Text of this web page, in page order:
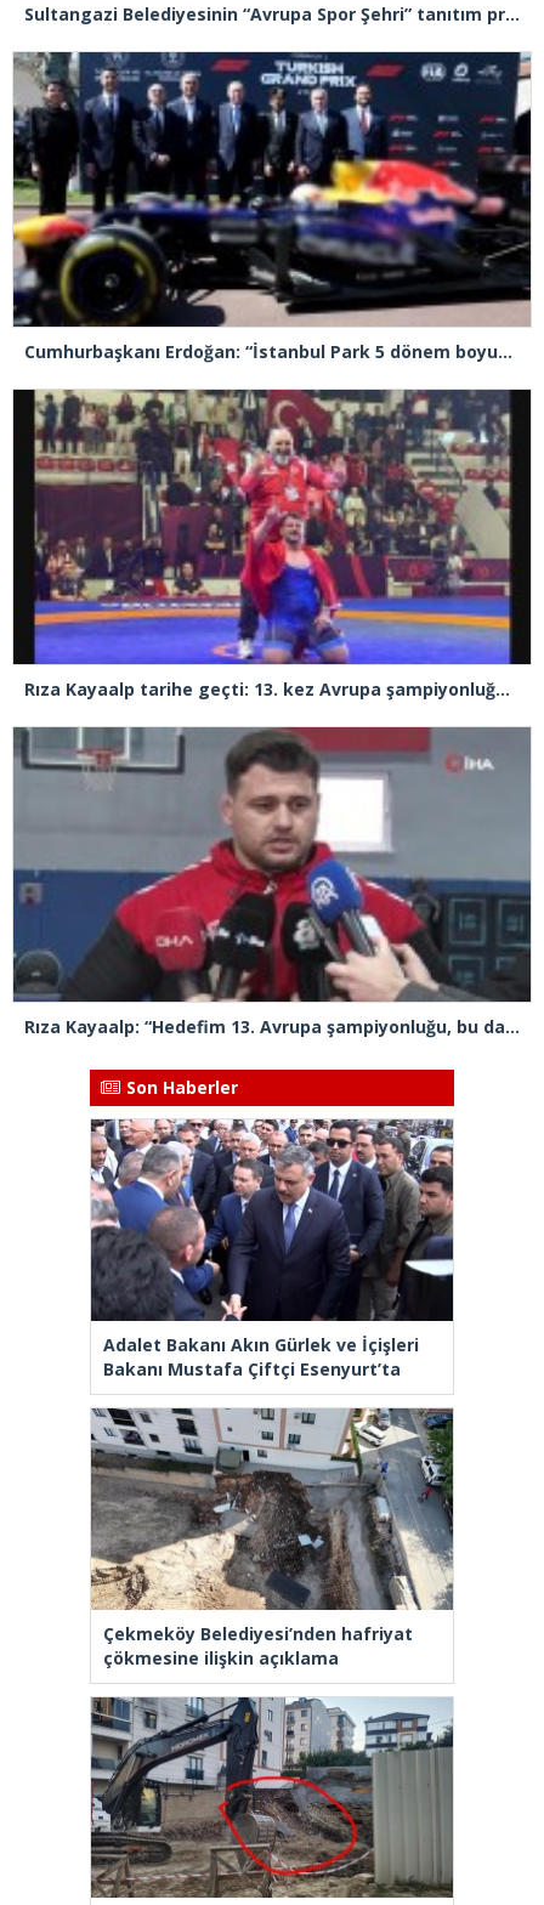
Sultangazi Belediyesinin “Avrupa Spor Şehri” tanıtım programı gerçekleşti
Cumhurbaşkanı Erdoğan: “İstanbul Park 5 dönem boyunca yarışlara ev sahipliği yapacak”
Rıza Kayaalp tarihe geçti: 13. kez Avrupa şampiyonluğuna ulaştı
Rıza Kayaalp: “Hedefim 13. Avrupa şampiyonluğu, bu da benim için rekor olacak”
Son Haberler
Adalet Bakanı Akın Gürlek ve İçişleri
Bakanı Mustafa Çiftçi Esenyurt’ta
Çekmeköy Belediyesi’nden hafriyat
çökmesine ilişkin açıklama